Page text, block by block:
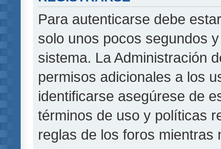
Para autenticarse debe
solo unos pocos segundos
sistema. La Administración
permisos adicionales a los
identificarse asegúrese de
términos de uso y políticas
reglas de los foros mientras